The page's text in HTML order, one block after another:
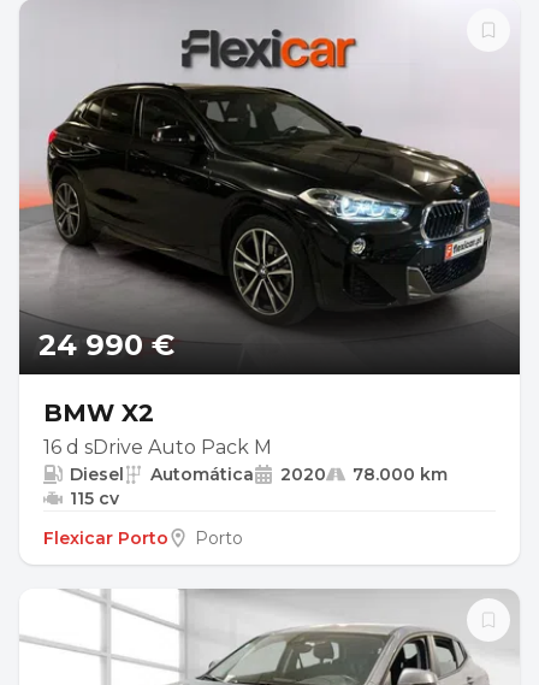
24 990 €
BMW X2
16 d sDrive Auto Pack M
Diesel Automática 2020
78.000 km
115 cv
Flexicar Porto
Porto